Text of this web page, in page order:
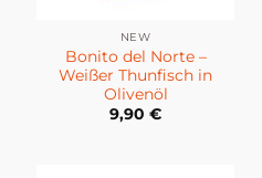
NEW
Bonito del Norte –
Weißer Thunfisch in
Olivenöl
9,90 €